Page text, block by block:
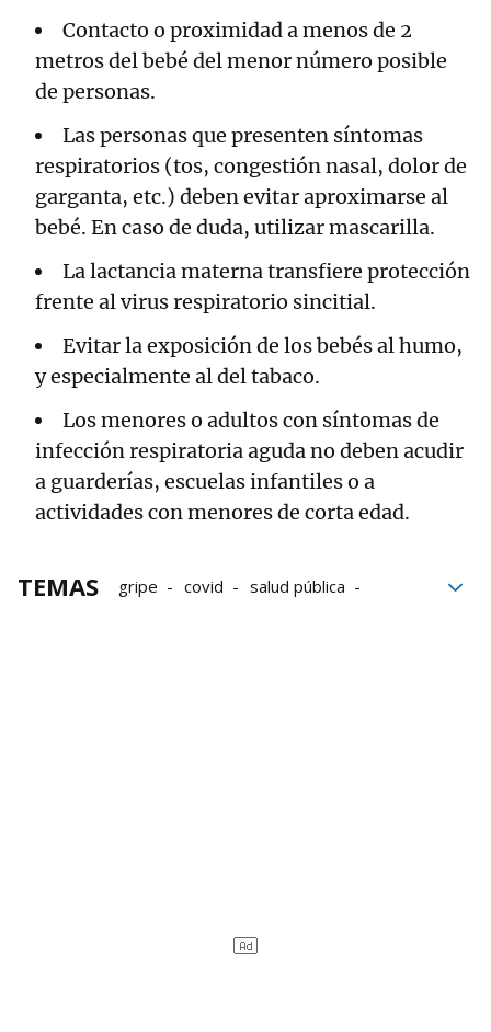
Contacto o proximidad a menos de 2
metros del bebé del menor número posible
de personas.
Las personas que presenten síntomas
respiratorios (tos, congestión nasal, dolor de
garganta, etc.) deben evitar aproximarse al
bebé. En caso de duda, utilizar mascarilla.
La lactancia materna transfiere protección
frente al virus respiratorio sincitial.
Evitar la exposición de los bebés al humo,
y especialmente al del tabaco.
Los menores o adultos con síntomas de
infección respiratoria aguda no deben acudir
a guarderías, escuelas infantiles o a
actividades con menores de corta edad.
TEMAS gripe covid
salud pública